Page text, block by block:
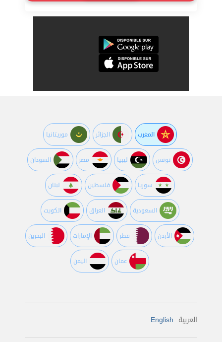
المغرب الجزائر موريتانيا
تونس ليبيا مصر السودان
سوريا فلسطين لبنان
السعودية العراق الكويت
اﻷردن قطر اﻹمارات البحرين
عمان اليمن
العربية English